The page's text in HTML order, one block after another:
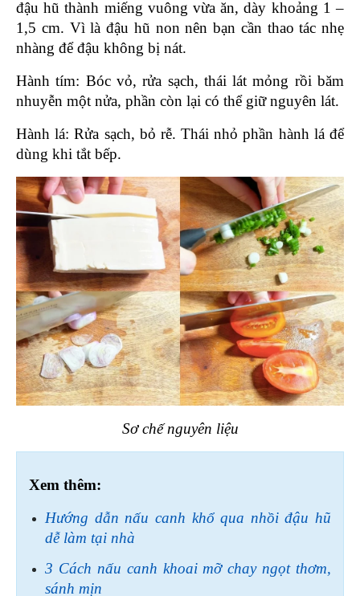
đậu hũ thành miếng vuông vừa ăn, dày khoảng 1 –
1,5 cm. Vì là đậu hũ non nên bạn cần thao tác nhẹ
nhàng để đậu không bị nát.
Hành tím: Bóc vỏ, rửa sạch, thái lát mỏng rồi băm
nhuyễn một nửa, phần còn lại có thể giữ nguyên lát.
Hành lá: Rửa sạch, bỏ rễ. Thái nhỏ phần hành lá để
dùng khi tắt bếp.
Sơ chế nguyên liệu
Xem thêm:
Hướng dẫn nấu canh khổ qua nhồi đậu hũ
dễ làm tại nhà
3 Cách nấu canh khoai mỡ chay ngọt thơm,
sánh mịn